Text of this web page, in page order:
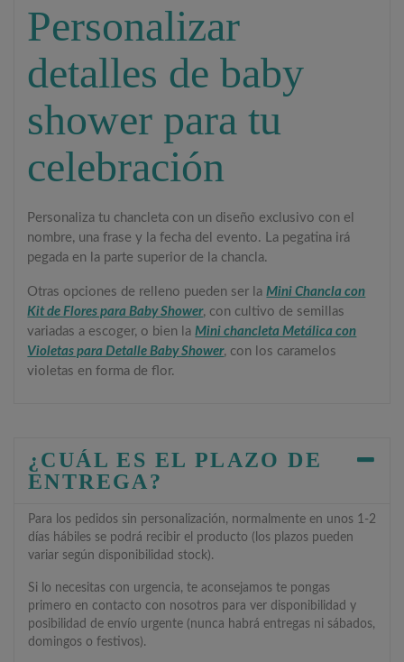
Personalizar
detalles de baby
shower para tu
celebración
Personaliza tu chancleta con un diseño exclusivo con el
nombre, una frase y la fecha del evento. La pegatina irá
pegada en la parte superior de la chancla.
Otras opciones de relleno pueden ser laMini Chancla con
Kit de Flores para Baby Shower, con cultivo de semillas
variadas a escoger, o bien laMini chancleta Metálica con
Violetas para Detalle Baby Shower, con los caramelos
violetas en forma de flor.
¿CUÁL ES EL PLAZO DE
ENTREGA?
Para los pedidos sin personalización, normalmente en unos 1-2
días hábiles se podrá recibir el producto (los plazos pueden
variar según disponibilidad stock).
Si lo necesitas con urgencia, te aconsejamos te pongas
primero en contacto con nosotros para ver disponibilidad y
posibilidad de envío urgente (nunca habrá entregas ni sábados,
domingos o festivos).